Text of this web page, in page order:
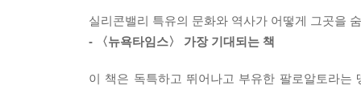
선통신이라는 새로운 산업의 중심지로 도약했다.
--- 「4장 혼란, 그리고 성장」 중에서
1911년부터 터먼은 (교사가 발굴하고 IQ 테스트로
점하게 된 ‘스탠퍼드’라는 이름이 등장한다. 그
어깨를 나란히 하며 수준 높은 교육을 아끼지 않
장이 되어 준다. 스탠퍼드가 최고의 훈련방법
실리콘밸리 특유의 문화와 역사가 어떻게 그곳을
- 〈뉴욕타임스〉 가장 기대되는 책
이 책은 독특하고 뛰어나고 부유한 팔로알토라